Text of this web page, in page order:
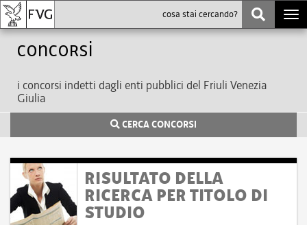
Concorsi
i concorsi indetti dagli enti pubblici del Friuli Venezia
Giulia
CERCA CONCORSI
RISULTATO DELLA
RICERCA PER TITOLO DI
STUDIO